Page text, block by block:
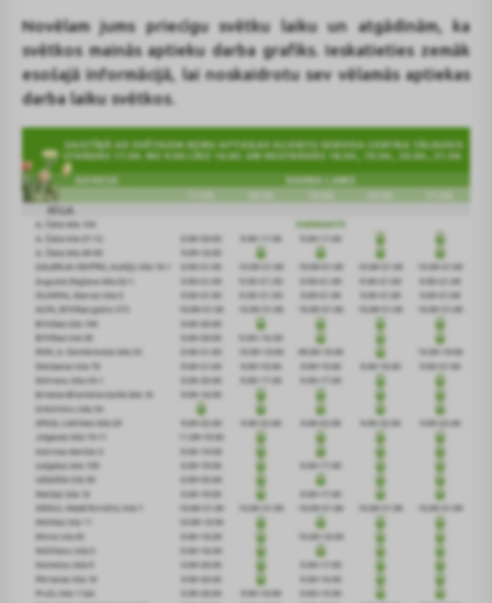
Novēlam jums priecīgu svētku laiku un atgādinām, ka
svētkos mainās aptieku darba grafiks. Ieskatieties zemāk
esošajā informācijā, lai noskaidrotu sev vēlamās aptiekas
darba laiku svētkos.